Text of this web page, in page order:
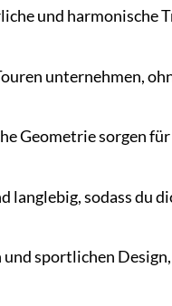
und harmonische
unternehmen,
Geometrie sorgen
sodass du
sportlichen